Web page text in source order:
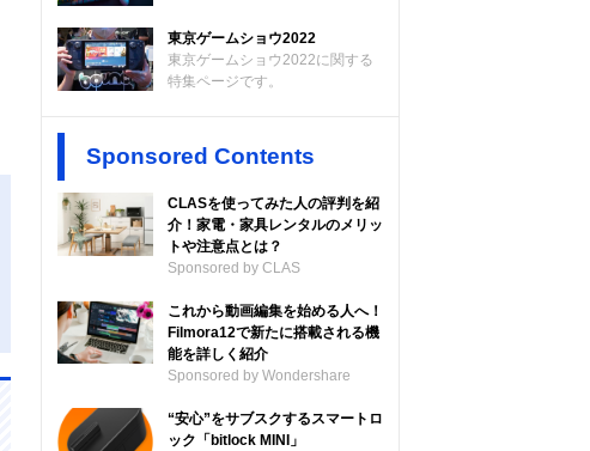
東京ゲームショウ2022
東京ゲームショウ2022に関する
特集ページです。
Sponsored Contents
CLASを使ってみた人の評判を紹
介！家電・家具レンタルのメリッ
トや注意点とは？
Sponsored by CLAS
これから動画編集を始める人へ！
Filmora12で新たに搭載される機
能を詳しく紹介
Sponsored by Wondershare
“安心”をサブスクするスマートロ
ック「bitlock MINI」